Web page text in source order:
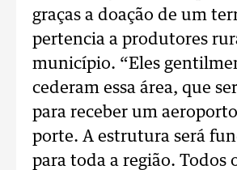
graças a doação de um
pertencia a produtores
município. “Eles
cederam essa área, que
para receber um
porte. A estrutura será
para toda a região. Todos